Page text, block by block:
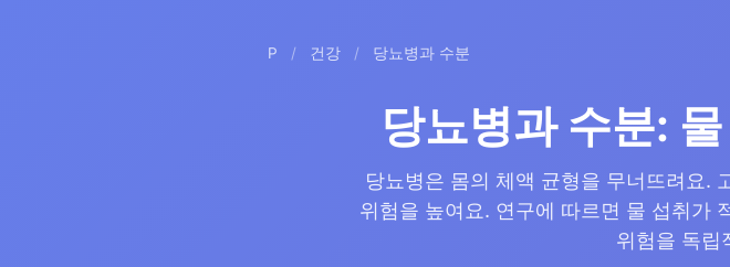
P / 건강 / 당뇨병과 수분
당뇨병과 수분:
당뇨병은 몸의 체액 균형을 무너뜨려요.
위험을 높여요. 연구에 따르면 물 섭취가
위험을 독립